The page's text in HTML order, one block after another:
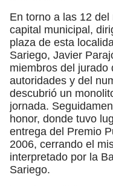
En torno a las 12
capital municipal,
plaza de esta
Sariego, Javier
miembros del jurado
autoridades y del
descubrió un
jornada.
honor, donde tuvo
entrega del Premio
2006, cerrando el
interpretado por la
Sariego.